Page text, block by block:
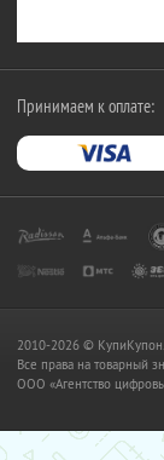
Принимаем к оплате:
2010-2026 ©
Все права на товарный
OOO «Агентство